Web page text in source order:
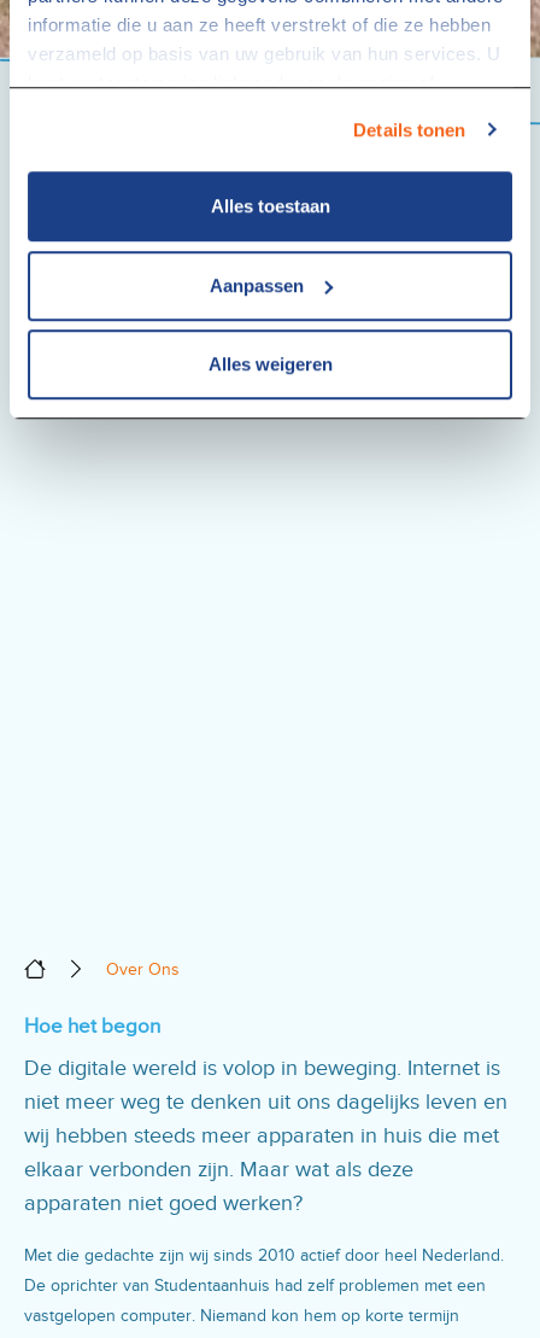
informatie die u aan ze heeft verstrekt of die ze hebben
verzameld op basis van uw gebruik van hun services. U
kunt uw toestemming linksonder op de pagina of
Details tonen
Alles toestaan
Aanpassen
Alles weigeren
Over Ons
Over Ons
Hoe het begon
De digitale wereld is volop in beweging. Internet is
niet meer weg te denken uit ons dagelijks leven en
wij hebben steeds meer apparaten in huis die met
elkaar verbonden zijn. Maar wat als deze
apparaten niet goed werken?
Met die gedachte zijn wij sinds 2010 actief door heel Nederland.
De oprichter van Studentaanhuis had zelf problemen met een
vastgelopen computer. Niemand kon hem op korte termijn